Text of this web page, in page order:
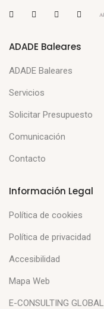
ADADE Baleares
ADADE Baleares
Servicios
Solicitar Presupuesto
Comunicación
Contacto
Información Legal
Política de cookies
Política de privacidad
Accesibilidad
Mapa Web
E-CONSULTING GLOBAL